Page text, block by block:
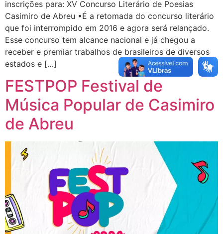
inscrições para: XV Concurso Literário de Poesias
Casimiro de Abreu •É a retomada do concurso literário
que foi interrompido em 2016 e agora será relançado.
Esse concurso tem alcance nacional e já chegou a
receber e premiar trabalhos de brasileiros de diversos
estados e […]
FESTPOP Festival de
Música Popular de Casimiro
de Abreu